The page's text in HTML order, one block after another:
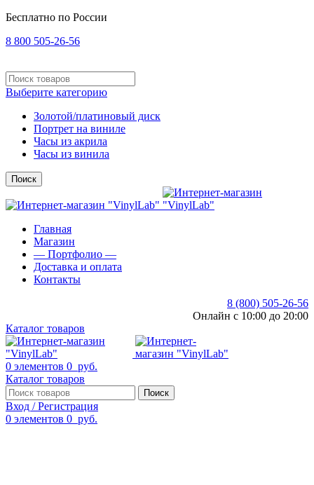
Бесплатно по России
8 800 505-26-56
Выберите категорию
Золотой/платиновый диск
Портрет на виниле
Часы из акрила
Часы из винила
Поиск
Главная
Магазин
— Портфолио —
Доставка и оплата
Контакты
8 (800) 505-26-56
Онлайн с 10:00 до 20:00
Каталог товаров
0 элементов 0 руб.
Каталог товаров
Поиск
Вход / Регистрация
0 элементов 0 руб.